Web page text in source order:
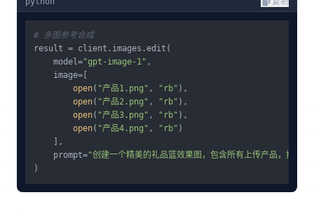
# 多图参考合成
result = client.images.edit(
    model=
"gpt-image-1" ,
    image=[
open( "产品1.png" , "rb" ),
open( "产品2.png" , "rb" ),
open( "产品3.png" , "rb" ),
open( "产品4.png" , "rb" )
    ],
    prompt=
"创建一个精美的礼品篮效果图，包含所有上传产品，摆放